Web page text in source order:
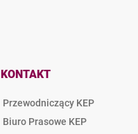
KONTAKT
Przewodniczący KEP
Biuro Prasowe KEP